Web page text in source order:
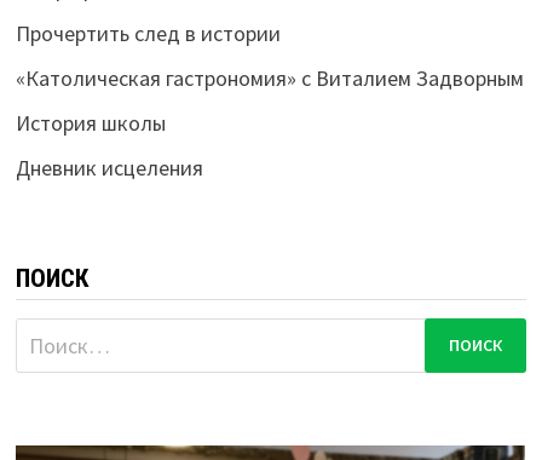
Прочертить след в истории
«Католическая гастрономия» с Виталием Задворным
История школы
Дневник исцеления
ПОИСК
Найти: